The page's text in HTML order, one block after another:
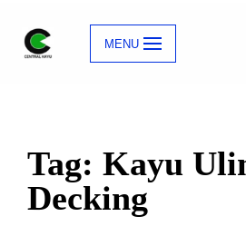
MENU
Tag: Kayu
Decking